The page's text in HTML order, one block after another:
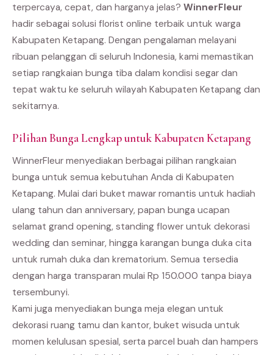
terpercaya, cepat, dan harganya jelas? WinnerFleur
hadir sebagai solusi florist online terbaik untuk warga
Kabupaten Ketapang. Dengan pengalaman melayani
ribuan pelanggan di seluruh Indonesia, kami memastikan
setiap rangkaian bunga tiba dalam kondisi segar dan
tepat waktu ke seluruh wilayah Kabupaten Ketapang dan
sekitarnya.
Pilihan Bunga Lengkap untuk Kabupaten Ketapang
WinnerFleur menyediakan berbagai pilihan rangkaian
bunga untuk semua kebutuhan Anda di Kabupaten
Ketapang. Mulai dari buket mawar romantis untuk hadiah
ulang tahun dan anniversary, papan bunga ucapan
selamat grand opening, standing flower untuk dekorasi
wedding dan seminar, hingga karangan bunga duka cita
untuk rumah duka dan krematorium. Semua tersedia
dengan harga transparan mulai Rp 150.000 tanpa biaya
tersembunyi.
Kami juga menyediakan bunga meja elegan untuk
dekorasi ruang tamu dan kantor, buket wisuda untuk
momen kelulusan spesial, serta parcel buah dan hampers